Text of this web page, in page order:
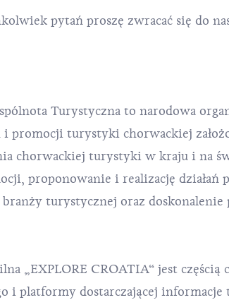
pytań proszę zwracać się do
Turystyczna to narodowa
promocji turystyki chorwackiej
chorwackiej turystyki w kraju i na
proponowanie i realizację
turystycznej oraz
„EXPLORE CROATIA“ jest
i platformy dostarczającej